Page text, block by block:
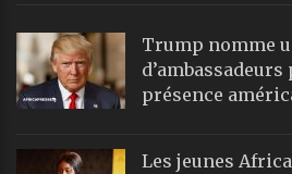
Trump nomme
présence
Les jeunes